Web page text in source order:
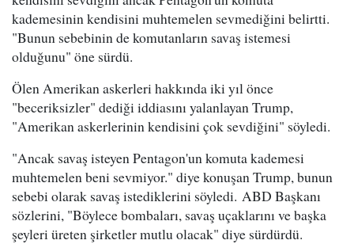
kademesinin kendisini muhtemelen sevmediğini belirtti.
"Bunun sebebinin de komutanların savaş istemesi
olduğunu" öne sürdü.
Ölen Amerikan askerleri hakkında iki yıl önce
"beceriksizler" dediği iddiasını yalanlayan Trump,
"Amerikan askerlerinin kendisini çok sevdiğini" söyledi.
"Ancak savaş isteyen Pentagon'un komuta kademesi
muhtemelen beni sevmiyor." diye konuşan Trump, bunun
sebebi olarak savaş istediklerini söyledi. ABD Başkanı
sözlerini, "Böylece bombaları, savaş uçaklarını ve başka
şeyleri üreten şirketler mutlu olacak" diye sürdürdü.